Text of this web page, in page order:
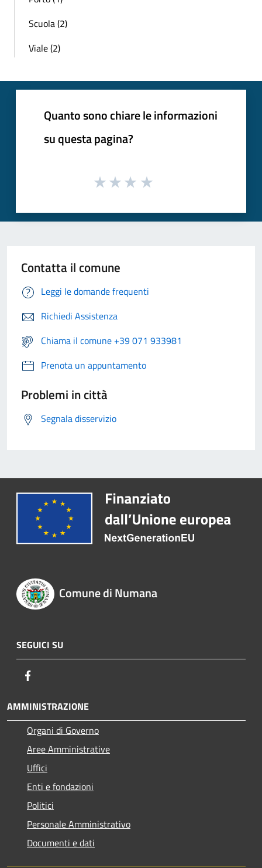
Scuola (2)
Viale (2)
Quanto sono chiare le informazioni
su questa pagina?
Contatta il comune
Leggi le domande frequenti
Richiedi Assistenza
Chiama il comune +39 071 933981
Prenota un appuntamento
Problemi in città
Segnala disservizio
Comune di Numana
SEGUICI SU
AMMINISTRAZIONE
Organi di Governo
Aree Amministrative
Uffici
Enti e fondazioni
Politici
Personale Amministrativo
Documenti e dati